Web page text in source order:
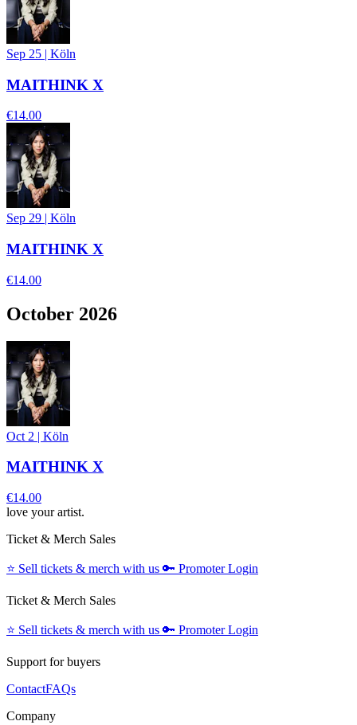
Sep 25 | Köln
MAITHINK X
€14.00
Sep 29 | Köln
MAITHINK X
€14.00
October 2026
Oct 2 | Köln
MAITHINK X
€14.00
love your artist.
Ticket & Merch Sales
⭐️ Sell tickets & merch with us 🔑 Promoter Login
Ticket & Merch Sales
⭐️ Sell tickets & merch with us 🔑 Promoter Login
Support for buyers
ContactFAQs
Company